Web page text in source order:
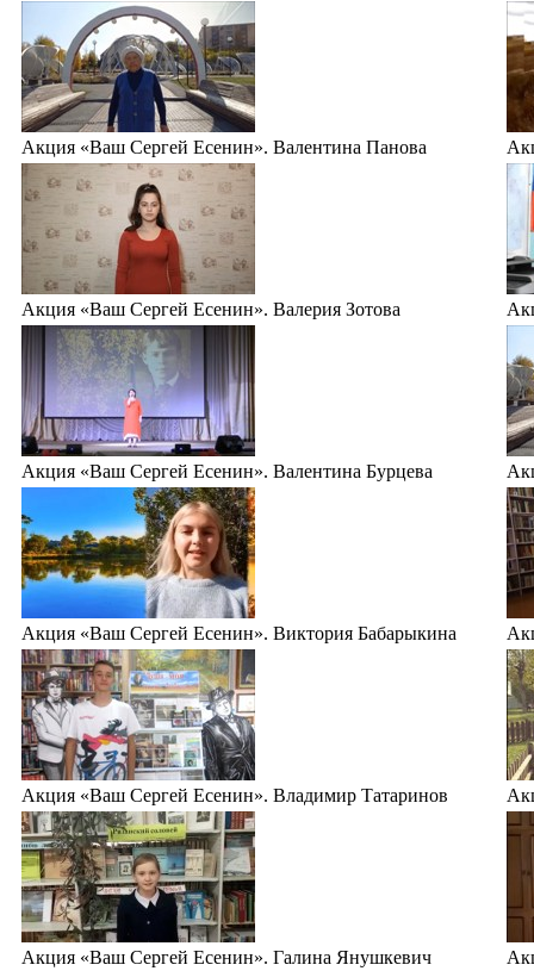
Акция «Ваш Сергей Есенин». Валентина Панова
Акция «Ваш Сергей Есенин». Валерия Зотова
Акция «Ваш Сергей Есенин». Валентина Бурцева
Акция «Ваш Сергей Есенин». Виктория Бабарыкина
Акция «Ваш Сергей Есенин». Владимир Татаринов
Акция «Ваш Сергей Есенин». Галина Янушкевич